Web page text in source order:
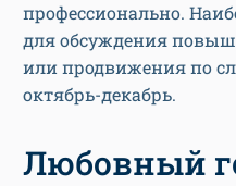
профессионально.
для обсуждения
или продвижения по
октябрь-декабрь.
Любовный